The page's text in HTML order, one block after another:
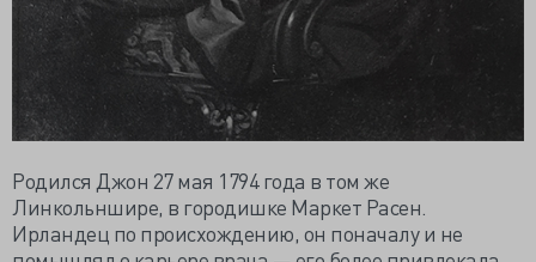
Родился Джон 27 мая 1794 года в том же
Линкольншире, в городишке Маркет Расен.
Ирландец по происхождению, он поначалу и не